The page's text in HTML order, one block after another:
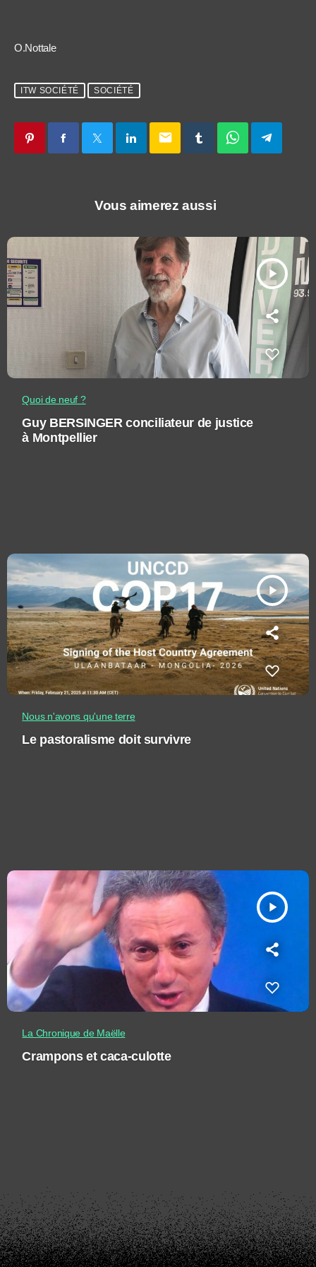
O.Nottale
ITW SOCIÉTÉ SOCIÉTÉ
email
Vous aimerez aussi
play_arrow
Quoi de neuf ?
Guy BERSINGER conciliateur de justice
à Montpellier
play_arrow
Nous n'avons qu'une terre
Le pastoralisme doit survivre
play_arrow
La Chronique de Maëlle
Crampons et caca-culotte